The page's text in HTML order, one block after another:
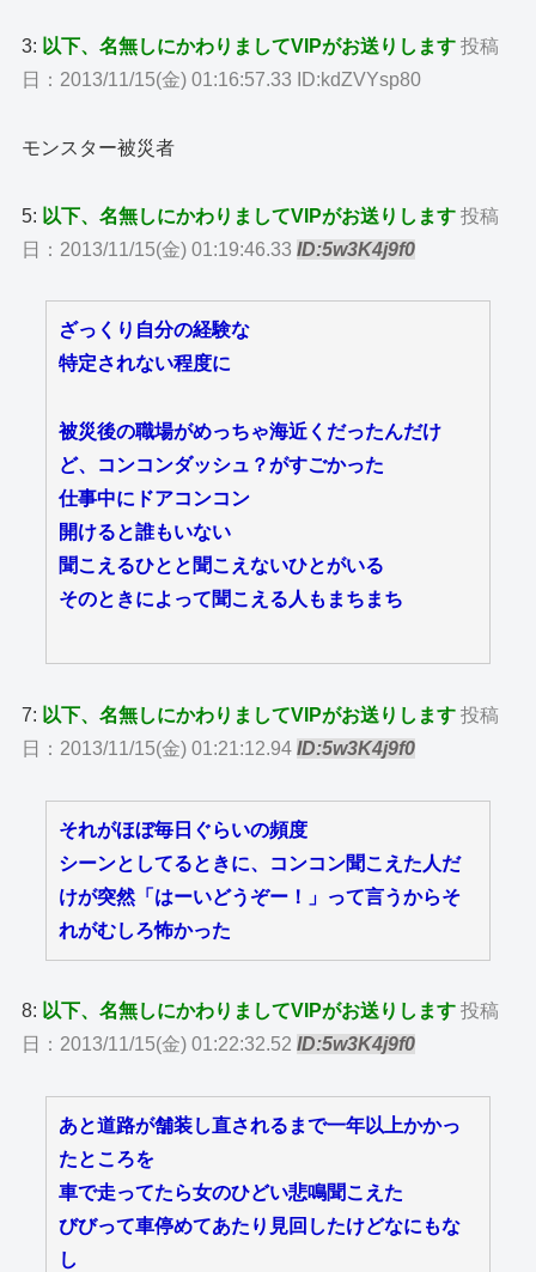
3: 以下、名無しにかわりましてVIPがお送りします 投稿
日：2013/11/15(金) 01:16:57.33 ID:kdZVYsp80
モンスター被災者
5: 以下、名無しにかわりましてVIPがお送りします 投稿
日：2013/11/15(金) 01:19:46.33ID:5w3K4j9f0
ざっくり自分の経験な
特定されない程度に
被災後の職場がめっちゃ海近くだったんだけ
ど、コンコンダッシュ？がすごかった
仕事中にドアコンコン
開けると誰もいない
聞こえるひとと聞こえないひとがいる
そのときによって聞こえる人もまちまち
7: 以下、名無しにかわりましてVIPがお送りします 投稿
日：2013/11/15(金) 01:21:12.94ID:5w3K4j9f0
それがほぼ毎日ぐらいの頻度
シーンとしてるときに、コンコン聞こえた人だ
けが突然「はーいどうぞー！」って言うからそ
れがむしろ怖かった
8: 以下、名無しにかわりましてVIPがお送りします 投稿
日：2013/11/15(金) 01:22:32.52ID:5w3K4j9f0
あと道路が舗装し直されるまで一年以上かかっ
たところを
車で走ってたら女のひどい悲鳴聞こえた
びびって車停めてあたり見回したけどなにもな
し